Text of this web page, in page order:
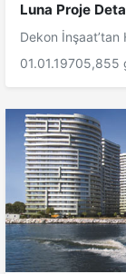
Luna Proje
Dekon
01.01.19705,855